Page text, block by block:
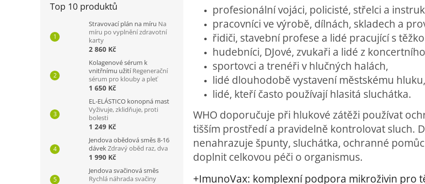
Top 10 produktů
Stravovací plán na míru Na
míru po vyplnění zdravotní
karty
2 860 Kč
Kolagenové sérum k
vnitřnímu užitíRegenerační
sérum pro klouby a pleť
1 650 Kč
EL-ELÁSTICO konopná mast
Vyživuje, zklidňuje, proti
bolesti
1 249 Kč
Jendova obědová směs 8-16
dávekZdravý oběd raz, dva
1 990 Kč
Jendova svačinová směs
Rychlá náhrada svačiny
profesionální vojáci, policisté, střelci a
pracovníci ve výrobě, dílnách, skladech a
řidiči, stavební profese a lidé pracující s
hudebníci, DJové, zvukaři a lidé z
sportovci a trenéři v hlučných halách,
lidé dlouhodobě vystavení městskému hluku,
lidé, kteří často používají hlasitá sluchátka.
WHO doporučuje při hlukové zátěži používat
tišším prostředí a pravidelně kontrolovat sluch.
nenahrazuje špunty, sluchátka, ochranné
doplnit celkovou péči o organismus.
+ImunoVax: komplexní podpora mikroživin pro